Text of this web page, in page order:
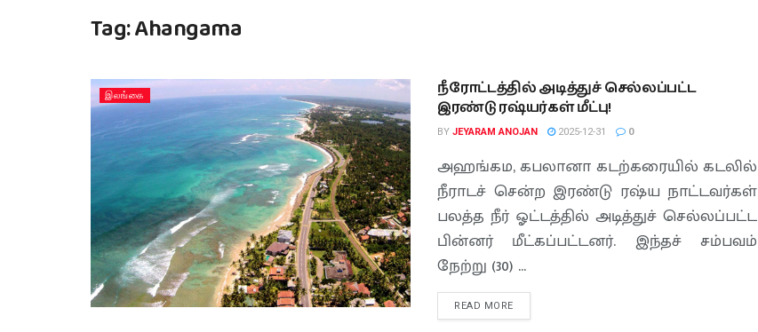
Tag:Ahangama
இலங்கை
நீரோட்டத்தில் அடித்துச் செல்லப்பட்ட
இரண்டு ரஷ்யர்கள் மீட்பு!
BY JEYARAM ANOJAN 2025-12-31 0
அஹங்கம, கபலானா கடற்கரையில் கடலில்
நீராடச் சென்ற இரண்டு ரஷ்ய நாட்டவர்கள்
பலத்த நீர் ஓட்டத்தில் அடித்துச் செல்லப்பட்ட
பின்னர் மீட்கப்பட்டனர். இந்தச் சம்பவம்
நேற்று (30) ...
READ MORE